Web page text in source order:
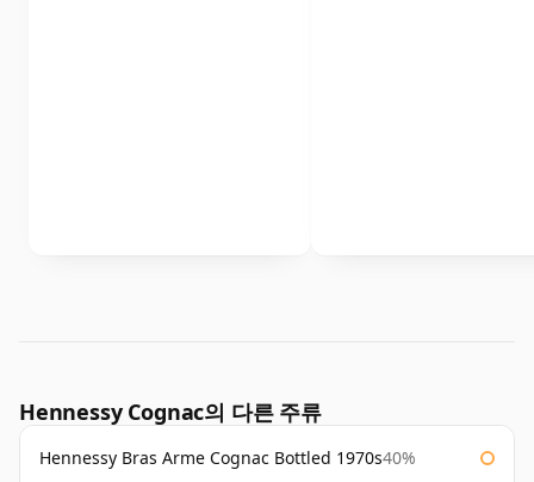
Hennessy Cognac의 다른 주류
Hennessy Bras Arme Cognac Bottled 1970s40%